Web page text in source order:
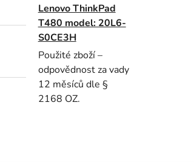
Lenovo ThinkPad
T480 model: 20L6-
S0CE3H
Použité zboží –
odpovědnost za vady
12 měsíců dle §
2168 OZ.